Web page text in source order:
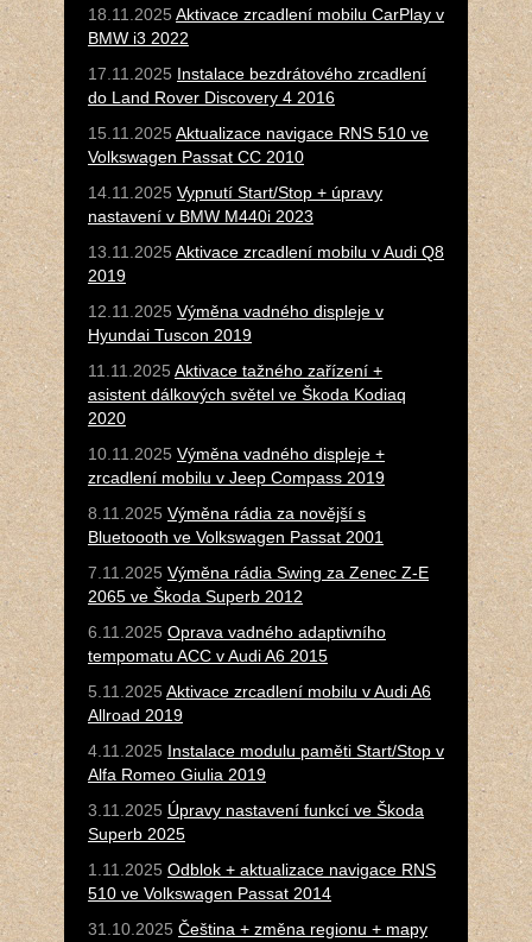
18.11.2025 Aktivace zrcadlení mobilu CarPlay v
BMW i3 2022
17.11.2025 Instalace bezdrátového zrcadlení
do Land Rover Discovery 4 2016
15.11.2025 Aktualizace navigace RNS 510 ve
Volkswagen Passat CC 2010
14.11.2025 Vypnutí Start/Stop + úpravy
nastavení v BMW M440i 2023
13.11.2025 Aktivace zrcadlení mobilu v Audi Q8
2019
12.11.2025 Výměna vadného displeje v
Hyundai Tuscon 2019
11.11.2025 Aktivace tažného zařízení +
asistent dálkových světel ve Škoda Kodiaq
2020
10.11.2025 Výměna vadného displeje +
zrcadlení mobilu v Jeep Compass 2019
8.11.2025 Výměna rádia za novější s
Bluetoooth ve Volkswagen Passat 2001
7.11.2025 Výměna rádia Swing za Zenec Z-E
2065 ve Škoda Superb 2012
6.11.2025 Oprava vadného adaptivního
tempomatu ACC v Audi A6 2015
5.11.2025 Aktivace zrcadlení mobilu v Audi A6
Allroad 2019
4.11.2025 Instalace modulu paměti Start/Stop v
Alfa Romeo Giulia 2019
3.11.2025 Úpravy nastavení funkcí ve Škoda
Superb 2025
1.11.2025 Odblok + aktualizace navigace RNS
510 ve Volkswagen Passat 2014
31.10.2025 Čeština + změna regionu + mapy